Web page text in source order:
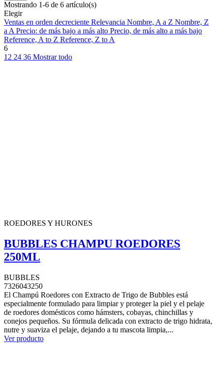
Mostrando 1-6 de 6 artículo(s)
Elegir
Ventas en orden decreciente Relevancia Nombre, A a Z Nombre, Z
a APrecio: de más bajo a más alto Precio, de más alto a más bajo
Reference, A to Z Reference, Z to A
6
12 24 36 Mostrar todo
ROEDORES Y HURONES
BUBBLES CHAMPU ROEDORES
250ML
BUBBLES
7326043250
El Champú Roedores con Extracto de Trigo de Bubbles está
especialmente formulado para limpiar y proteger la piel y el pelaje
de roedores domésticos como hámsters, cobayas, chinchillas y
conejos pequeños. Su fórmula delicada con extracto de trigo hidrata,
nutre y suaviza el pelaje, dejando a tu mascota limpia,...
Ver producto